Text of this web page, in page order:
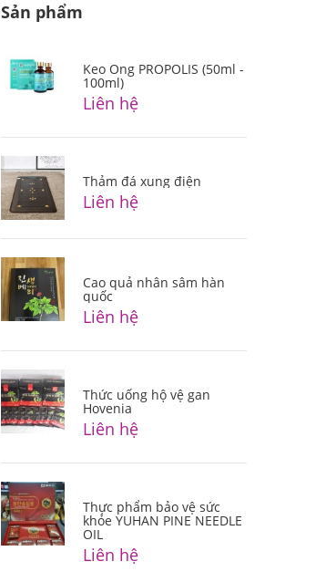
Sản phẩm
Keo Ong PROPOLIS (50ml -
100ml)
Liên hệ
Thảm đá xung điện
Liên hệ
Cao quả nhân sâm hàn
quốc
Liên hệ
Thức uống hộ vệ gan
Hovenia
Liên hệ
Thực phẩm bảo vệ sức
khỏe YUHAN PINE NEEDLE
OIL
Liên hệ